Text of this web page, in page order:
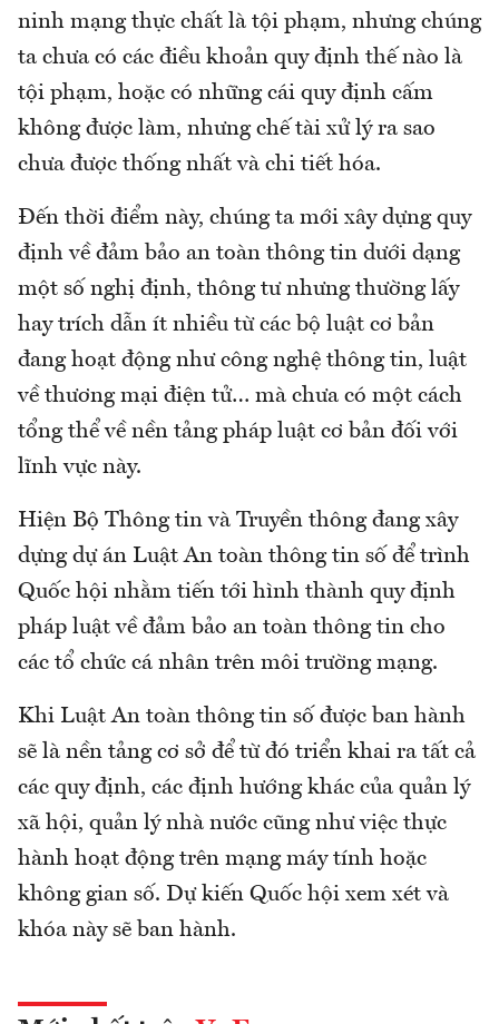
ninh mạng thực chất là tội phạm, nhưng chúng
ta chưa có các điều khoản quy định thế nào là
tội phạm, hoặc có những cái quy định cấm
không được làm, nhưng chế tài xử lý ra sao
chưa được thống nhất và chi tiết hóa.
Đến thời điểm này, chúng ta mới xây dựng quy
định về đảm bảo an toàn thông tin dưới dạng
một số nghị định, thông tư nhưng thường lấy
hay trích dẫn ít nhiều từ các bộ luật cơ bản
đang hoạt động như công nghệ thông tin, luật
về thương mại điện tử… mà chưa có một cách
tổng thể về nền tảng pháp luật cơ bản đối với
lĩnh vực này.
Hiện Bộ Thông tin và Truyền thông đang xây
dựng dự án Luật An toàn thông tin số để trình
Quốc hội nhằm tiến tới hình thành quy định
pháp luật về đảm bảo an toàn thông tin cho
các tổ chức cá nhân trên môi trường mạng.
Khi Luật An toàn thông tin số được ban hành
sẽ là nền tảng cơ sở để từ đó triển khai ra tất cả
các quy định, các định hướng khác của quản lý
xã hội, quản lý nhà nước cũng như việc thực
hành hoạt động trên mạng máy tính hoặc
không gian số. Dự kiến Quốc hội xem xét và
khóa này sẽ ban hành.